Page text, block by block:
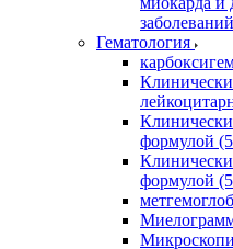
Гематология
формулой
формулой